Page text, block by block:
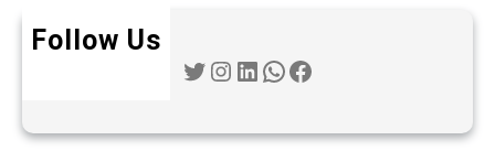
Follow Us
Twitter Instagram LinkedIn WhatsApp Facebook